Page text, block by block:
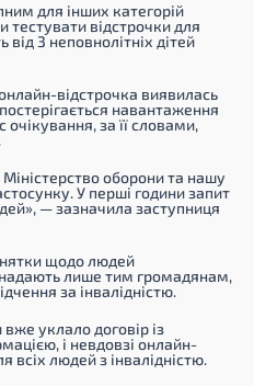
для інших категорій
відстрочки для
3 неповнолітніх дітей
відстрочка виявилась
навантаження
за її словами,
оборони та нашу
У перші години запит
— зазначила заступниця
щодо людей
надають лише тим громадянам,
за інвалідністю.
уклало договір із
і невдовзі онлайн-
всіх людей з інвалідністю.